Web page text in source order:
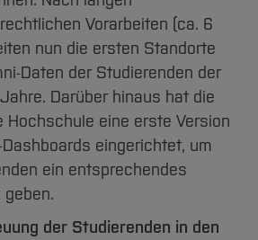
Vorarbeiten (ca. 6
nun die ersten Standorte
Daten der Studierenden der
Darüber hinaus hat die
Hochschule eine erste Version
eingerichtet, um
ein entsprechendes
geben.
der Studierenden in den